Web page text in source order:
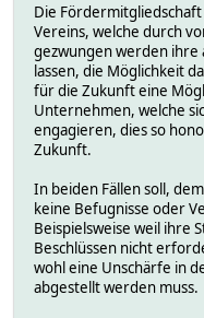
Die
Vereins, welche durch
gezwungen werden
lassen, die Möglichkeit
für die Zukunft eine
Unternehmen, welche
engagieren, dies so
Zukunft.
In beiden Fällen soll,
keine Befugnisse oder
Beispielsweise weil ihre
Beschlüssen nicht
wohl eine Unschärfe in
abgestellt werden muss.